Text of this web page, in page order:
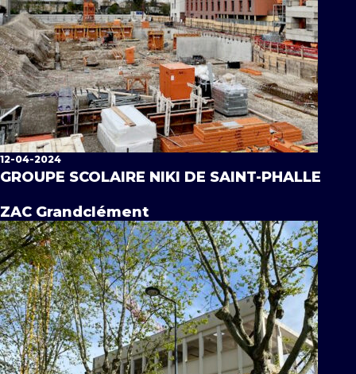
12-04-2024
GROUPE SCOLAIRE NIKI DE SAINT-PHALLE
ZAC Grandclément